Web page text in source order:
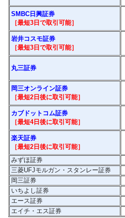
SMBC日興証券
［最短3日で取引可能］
岩井コスモ証券
［最短3日で取引可能］
丸三証券
岡三オンライン証券
［最短2日後に取引可能］
カブドットコム証券
［最短4日後に取引可能］
楽天証券
［最短2日後に取引可能］
みずほ証券
三菱UFJモルガン・スタンレー証券
岡三証券
いちよし証券
エース証券
エイチ・エス証券